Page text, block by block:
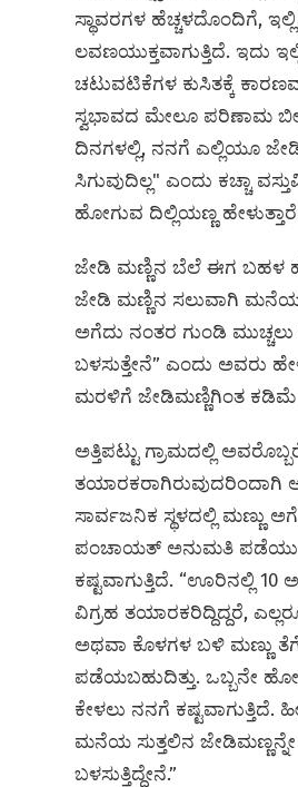
ಸ್ಥಾವರಗಳ ಹೆಚ್ಚಳದೊಂದಿಗೆ,
ಲವಣಯುಕ್ತವಾಗುತ್ತಿದೆ. ಇದು
ಚಟುವಟಿಕೆಗಳ ಕುಸಿತಕ್ಕೆ
ಸ್ವಭಾವದ ಮೇಲೂ ಪರಿಣಾಮ
ದಿನಗಳಲ್ಲಿ, ನನಗೆ ಎಲ್ಲಿಯೂ
ಸಿಗುವುದಿಲ್ಲ" ಎಂದು ಕಚ್ಚಾ
ಹೋಗುವ ದಿಲ್ಲಿಯಣ್ಣ
ಜೇಡಿ ಮಣ್ಣಿನ ಬೆಲೆ ಈಗ ಬಹಳ
ಜೇಡಿ ಮಣ್ಣಿನ ಸಲುವಾಗಿ ಮನೆಯ
ಅಗೆದು ನಂತರ ಗುಂಡಿ ಮುಚ್ಚಲು
ಬಳಸುತ್ತೇನೆ” ಎಂದು ಅವರು
ಮರಳಿಗೆ ಜೇಡಿಮಣ್ಣಿಗಿಂತ
ಅತ್ತಿಪಟ್ಟು ಗ್ರಾಮದಲ್ಲಿ
ತಯಾರಕರಾಗಿರುವುದರಿಂದಾಗಿ
ಸಾರ್ವಜನಿಕ ಸ್ಥಳದಲ್ಲಿ ಮಣ್ಣು
ಪಂಚಾಯತ್‌ ಅನುಮತಿ
ಕಷ್ಟವಾಗುತ್ತಿದೆ. “ಊರಿನಲ್ಲಿ
ವಿಗ್ರಹ ತಯಾರಕರಿದ್ದಿದ್ದರೆ,
ಅಥವಾ ಕೊಳಗಳ ಬಳಿ ಮಣ್ಣು
ಪಡೆಯಬಹುದಿತ್ತು. ಒಬ್ಬನೇ
ಕೇಳಲು ನನಗೆ ಕಷ್ಟವಾಗುತ್ತಿದೆ.
ಮನೆಯ ಸುತ್ತಲಿನ
ಬಳಸುತ್ತಿದ್ದೇನೆ.”